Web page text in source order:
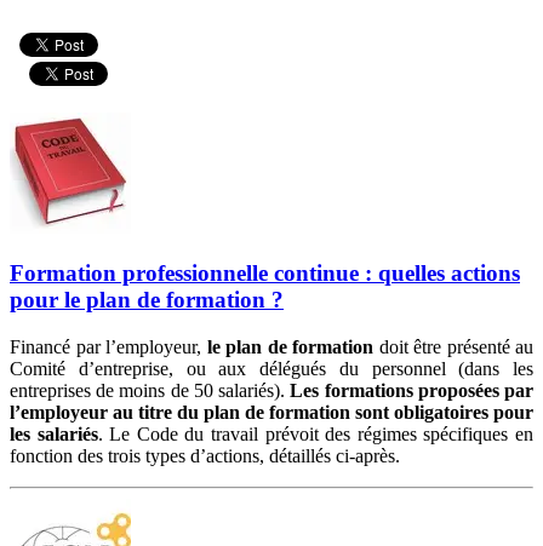
Formation professionnelle continue : quelles actions
pour le plan de formation ?
Financé par l’employeur, le plan de formation doit être présenté au
Comité d’entreprise, ou aux délégués du personnel (dans les
entreprises de moins de 50 salariés).Les formations proposées par
l’employeur au titre du plan de formation sont obligatoires pour
les salariés. Le Code du travail prévoit des régimes spécifiques en
fonction des trois types d’actions, détaillés ci-après.